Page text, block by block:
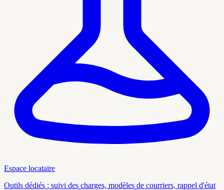
Espace locataire
Outils dédiés : suivi des charges, modèles de courriers, rappel d'état